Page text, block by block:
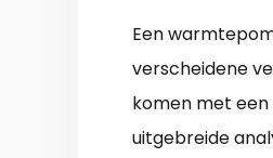
Een
verscheidene
komen met
uitgebreide